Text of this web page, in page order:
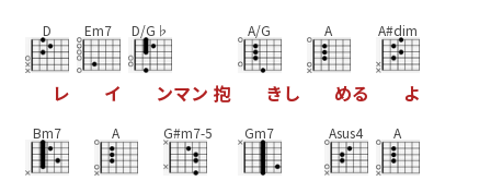
D
レ
Em7
イ
D/G♭
ンマン 抱
A/G
き し
A
める
A#dim
よ
Bm7 A G#m7-5 Gm7 Asus4 A